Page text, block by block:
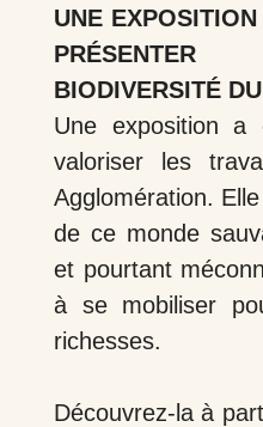
UNE
BIODIVERSITÉ
Une exposition
valoriser les
Agglomération.
de ce monde
et pourtant
à se mobiliser
richesses.
Découvrez-la à